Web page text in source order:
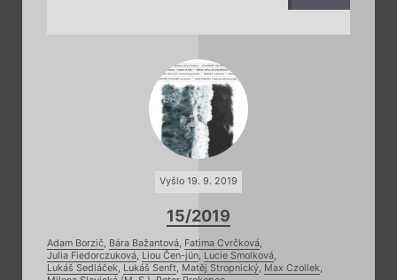
Vyšlo 19. 9. 2019
15/2019
Adam Borzič, Bára Bažantová, Fatima Cvrčková,
Julia Fiedorczuková, Liou Čen-jün, Lucie Smolková,
Lukáš Sedláček, Lukáš Senft, Matěj Stropnický, Max Czollek,